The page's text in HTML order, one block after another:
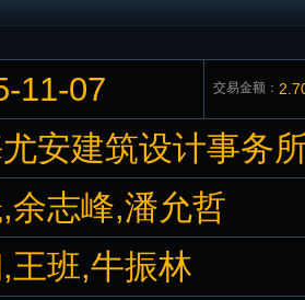
11-07 交易金额：
安建筑设计事务
余志峰,潘允哲
王班,牛振林